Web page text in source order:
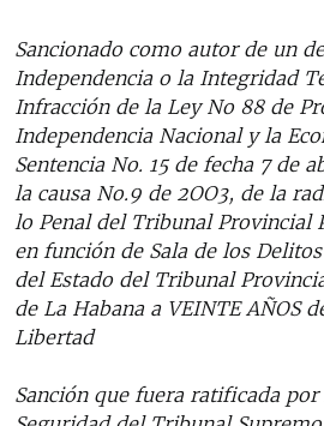
Sancionado como autor de un
Independencia o la Integridad
Infracción de la Ley No 88 de
Independencia Nacional y la
Sentencia No. 15 de fecha 7 de
la causa No.9 de 2OO3, de la
lo Penal del Tribunal Provincial
en función de Sala de los
del Estado del Tribunal
de La Habana a VEINTE AÑOS
Libertad
Sanción que fuera ratificada por